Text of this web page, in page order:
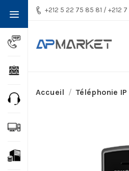
+212 5 22 75 85 81 / +212
Accueil Téléphonie IP